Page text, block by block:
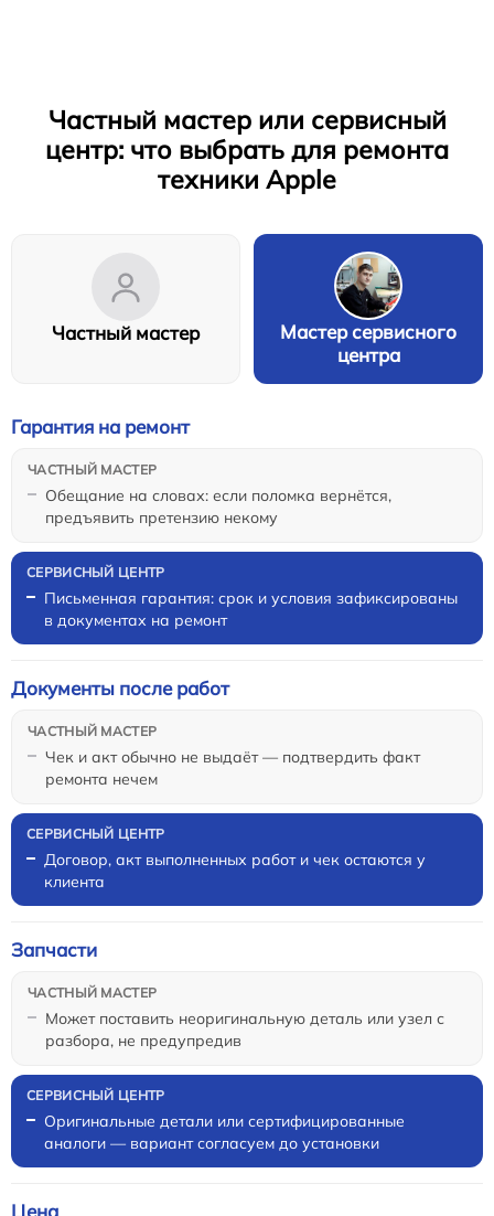
Частный мастер или сервисный
центр: что выбрать для ремонта
техники Apple
Частный мастер
Мастер сервисного
центра
Обещание на словах: если поломка вернётся,
предъявить претензию некому
Гарантия на ремонт
Письменная гарантия: срок и условия зафиксированы
в документах на ремонт
Чек и акт обычно не выдаёт — подтвердить факт
ремонта нечем
Документы после работ
Договор, акт выполненных работ и чек остаются у
клиента
Может поставить неоригинальную деталь или узел с
разбора, не предупредив
Запчасти
Оригинальные детали или сертифицированные
аналоги — вариант согласуем до установки
Цена